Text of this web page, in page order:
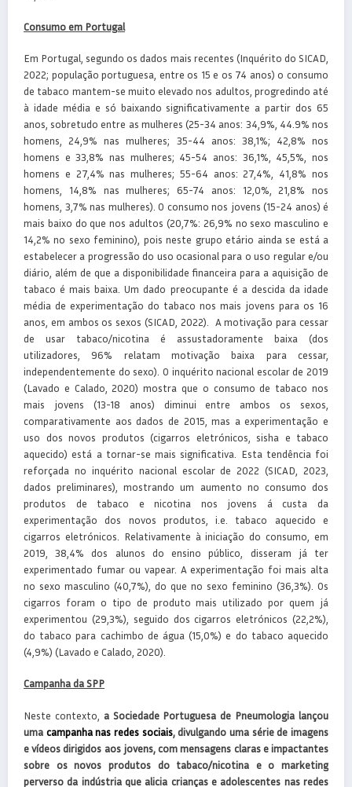
Consumo em Portugal
Em Portugal, segundo os dados mais recentes (Inquérito do SICAD,
2022; população portuguesa, entre os 15 e os 74 anos) o consumo
de tabaco mantem-se muito elevado nos adultos, progredindo até
à idade média e só baixando significativamente a partir dos 65
anos, sobretudo entre as mulheres (25-34 anos: 34,9%, 44.9% nos
homens, 24,9% nas mulheres; 35-44 anos: 38,1%; 42,8% nos
homens e 33,8% nas mulheres; 45-54 anos: 36,1%, 45,5%, nos
homens e 27,4% nas mulheres; 55-64 anos: 27,4%, 41,8% nos
homens, 14,8% nas mulheres; 65-74 anos: 12,0%, 21,8% nos
homens, 3,7% nas mulheres). O consumo nos jovens (15-24 anos) é
mais baixo do que nos adultos (20,7%: 26,9% no sexo masculino e
14,2% no sexo feminino), pois neste grupo etário ainda se está a
estabelecer a progressão do uso ocasional para o uso regular e/ou
diário, além de que a disponibilidade financeira para a aquisição de
tabaco é mais baixa. Um dado preocupante é a descida da idade
média de experimentação do tabaco nos mais jovens para os 16
anos, em ambos os sexos (SICAD, 2022). A motivação para cessar
de usar tabaco/nicotina é assustadoramente baixa (dos
utilizadores, 96% relatam motivação baixa para cessar,
independentemente do sexo). O inquérito nacional escolar de 2019
(Lavado e Calado, 2020) mostra que o consumo de tabaco nos
mais jovens (13-18 anos) diminui entre ambos os sexos,
comparativamente aos dados de 2015, mas a experimentação e
uso dos novos produtos (cigarros eletrónicos, sisha e tabaco
aquecido) está a tornar-se mais significativa. Esta tendência foi
reforçada no inquérito nacional escolar de 2022 (SICAD, 2023,
dados preliminares), mostrando um aumento no consumo dos
produtos de tabaco e nicotina nos jovens á custa da
experimentação dos novos produtos, i.e. tabaco aquecido e
cigarros eletrónicos. Relativamente à iniciação do consumo, em
2019, 38,4% dos alunos do ensino público, disseram já ter
experimentado fumar ou vapear. A experimentação foi mais alta
no sexo masculino (40,7%), do que no sexo feminino (36,3%). Os
cigarros foram o tipo de produto mais utilizado por quem já
experimentou (29,3%), seguido dos cigarros eletrónicos (22,2%),
do tabaco para cachimbo de água (15,0%) e do tabaco aquecido
(4,9%) (Lavado e Calado, 2020).
Campanha da SPP
Neste contexto,
a Sociedade Portuguesa de Pneumologia lançou
uma campanha nas redes sociais, divulgando uma série de imagens
e vídeos dirigidos aos jovens, com mensagens claras e impactantes
sobre os novos produtos do tabaco/nicotina e o marketing
perverso da indústria que alicia crianças e adolescentes nas redes